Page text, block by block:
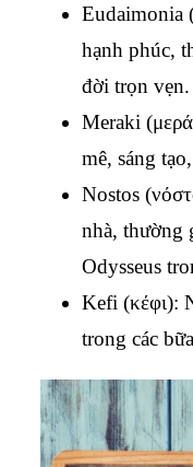
Eudaimonia
hạnh phúc,
đời trọn vẹn.
Meraki
mê, sáng
Nostos
nhà, thường
Odysseus
Kefi (κέφι):
trong các